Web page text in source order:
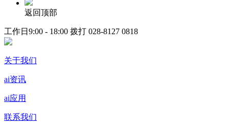
返回顶部
工作日9:00 - 18:00 拨打 028-8127 0818
关于我们
ai资讯
ai应用
联系我们